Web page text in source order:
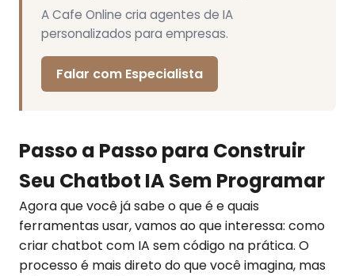
A Cafe Online cria agentes de IA
personalizados para empresas.
Falar com Especialista
Passo a Passo para Construir
Seu Chatbot IA Sem Programar
Agora que você já sabe o que é e quais
ferramentas usar, vamos ao que interessa: como
criar chatbot com IA sem código na prática. O
processo é mais direto do que você imagina, mas